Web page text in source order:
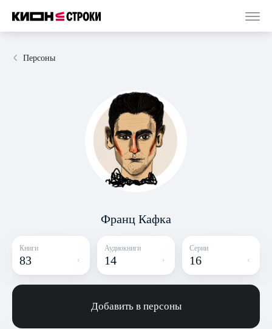
Персоны
Франц Кафка
Книги
83
Аудиокниги
14
Серии
16
Добавить в персоны